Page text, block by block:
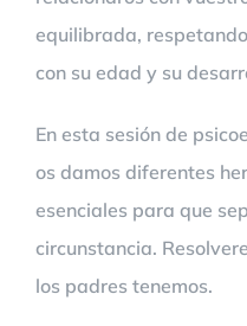
equilibrada,
con su edad y su
En esta sesión de
os damos diferentes
esenciales para que
circunstancia.
los padres tenemos.